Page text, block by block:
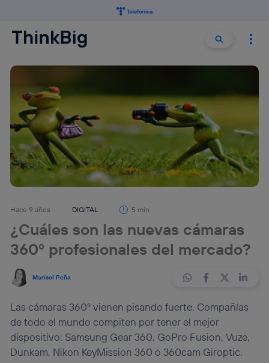
Buscar
Hace 9 años DIGITAL 5 min
¿Cuáles son las nuevas cámaras
360º profesionales del mercado?
Marisol Peña
Las cámaras 360º vienen pisando fuerte. Compañías
de todo el mundo compiten por tener el mejor
dispositivo: Samsung Gear 360, GoPro Fusion, Vuze,
Dunkam, Nikon KeyMission 360 o 360cam Giroptic.